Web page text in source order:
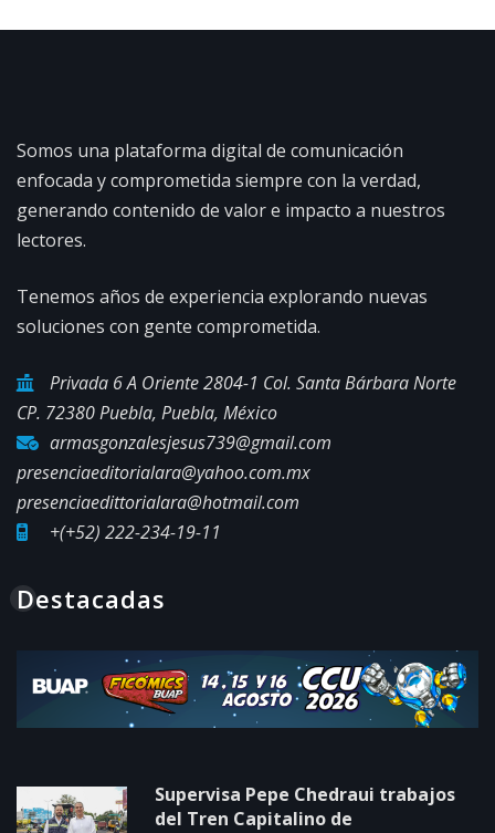
Somos una plataforma digital de comunicación
enfocada y comprometida siempre con la verdad,
generando contenido de valor e impacto a nuestros
lectores.
Tenemos años de experiencia explorando nuevas
soluciones con gente comprometida.
Privada 6 A Oriente 2804-1 Col. Santa Bárbara Norte
CP. 72380 Puebla, Puebla, México
armasgonzalesjesus739@gmail.com
presenciaeditorialara@yahoo.com.mx
presenciaedittorialara@hotmail.com
+(+52) 222-234-19-11
Destacadas
Supervisa Pepe Chedraui trabajos
del Tren Capitalino de